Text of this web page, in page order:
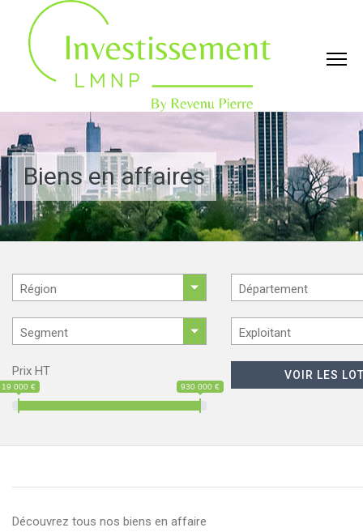
Biens en affaires
Prix HT
19 000 € 930 000 €
Découvrez tous nos biens en affaire